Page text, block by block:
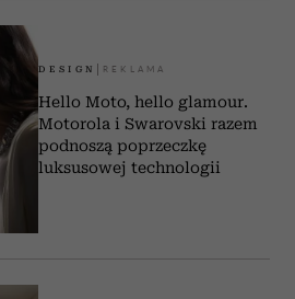
DESIGN
Hello Moto, hello glamour.
Motorola i Swarovski razem
podnoszą poprzeczkę
luksusowej technologii